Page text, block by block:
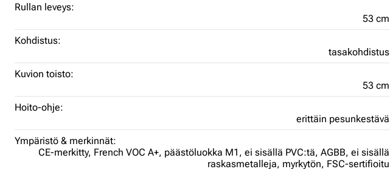
Rullan leveys:
53 cm
Kohdistus:
tasakohdistus
Kuvion toisto:
53 cm
Hoito-ohje:
erittäin pesunkestävä
Ympäristö & merkinnät:
CE-merkitty, French VOC A+, päästöluokka M1, ei sisällä PVC:tä, AGBB, ei sisällä
raskasmetalleja, myrkytön, FSC-sertifioitu